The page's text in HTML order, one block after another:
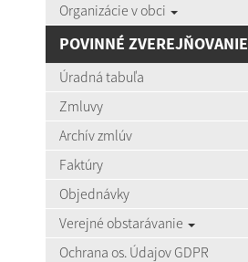
Organizácie v obci
POVINNÉ ZVEREJŇOVANIE
Úradná tabuľa
Zmluvy
Archív zmlúv
Faktúry
Objednávky
Verejné obstarávanie
Ochrana os. Údajov GDPR